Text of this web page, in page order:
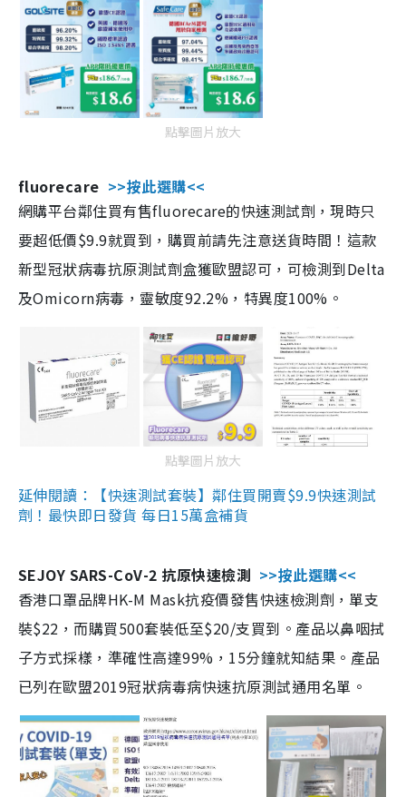
點擊圖片放大
fluorecare >>按此選購<<
網購平台鄰住買有售fluorecare的快速測試劑，現時只
要超低價$9.9就買到，購買前請先注意送貨時間！這款
新型冠狀病毒抗原測試劑盒獲歐盟認可，可檢測到Delta
及Omicorn病毒，靈敏度92.2%，特異度100%。
點擊圖片放大
延伸閱讀：【快速測試套裝】鄰住買開賣$9.9快速測試
劑！最快即日發貨 每日15萬盒補貨
SEJOY SARS-CoV-2 抗原快速檢測 >>按此選購<<
香港口罩品牌HK-M Mask抗疫價發售快速檢測劑，單支
裝$22，而購買500套裝低至$20/支買到。產品以鼻咽拭
子方式採樣，準確性高達99%，15分鐘就知結果。產品
已列在歐盟2019冠狀病毒病快速抗原測試通用名單。